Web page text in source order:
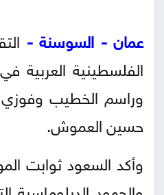
عمان - السوسنة -
الفلسطينية العربية
وراسم الخطيب وفوزي
حسين العموش.
وأكد السعود ثوابت